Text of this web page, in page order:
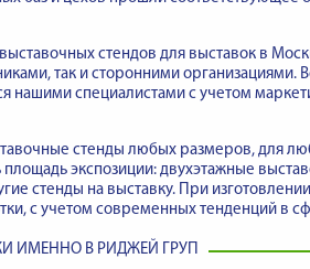
стендов для выставок в
так и сторонними организациями.
нашими специалистами с учетом
стенды любых размеров, для
площадь экспозиции: двухэтажные
стенды на выставку. При
с учетом современных тенденций в
ИМЕННО В РИДЖЕЙ ГРУП